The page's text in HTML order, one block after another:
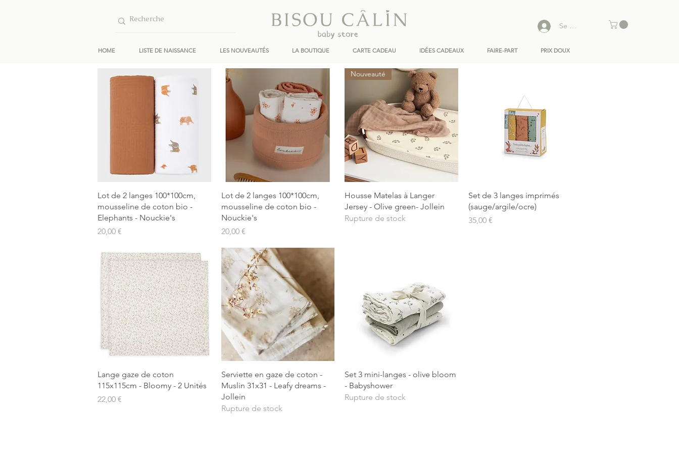
HOME LISTE DE NAISSANCE LES NOUVEAUTÉS LA BOUTIQUE CARTE CADEAU IDÉES CADEAUX FAIRE-PART PRIX DOUX
Se connecter
Aperçu rapide
Lot de 2 langes 100*100cm,
mousseline de coton bio -
Elephants - Nouckie's
Prix
20,00 €
Aperçu rapide
Lot de 2 langes 100*100cm,
mousseline de coton bio -
Nouckie's
Prix
20,00 €
Aperçu rapide
Nouveauté
Housse Matelas à Langer
Jersey - Olive green- Jollein
Rupture de stock
Aperçu rapide
Set de 3 langes imprimés
(sauge/argile/ocre)
Prix
35,00 €
Aperçu rapide
Lange gaze de coton
115x115cm - Bloomy - 2 Unités
Prix
22,00 €
Aperçu rapide
Serviette en gaze de coton -
Muslin 31x31 - Leafy dreams -
Jollein
Rupture de stock
Aperçu rapide
Set 3 mini-langes - olive bloom
- Babyshower
Rupture de stock